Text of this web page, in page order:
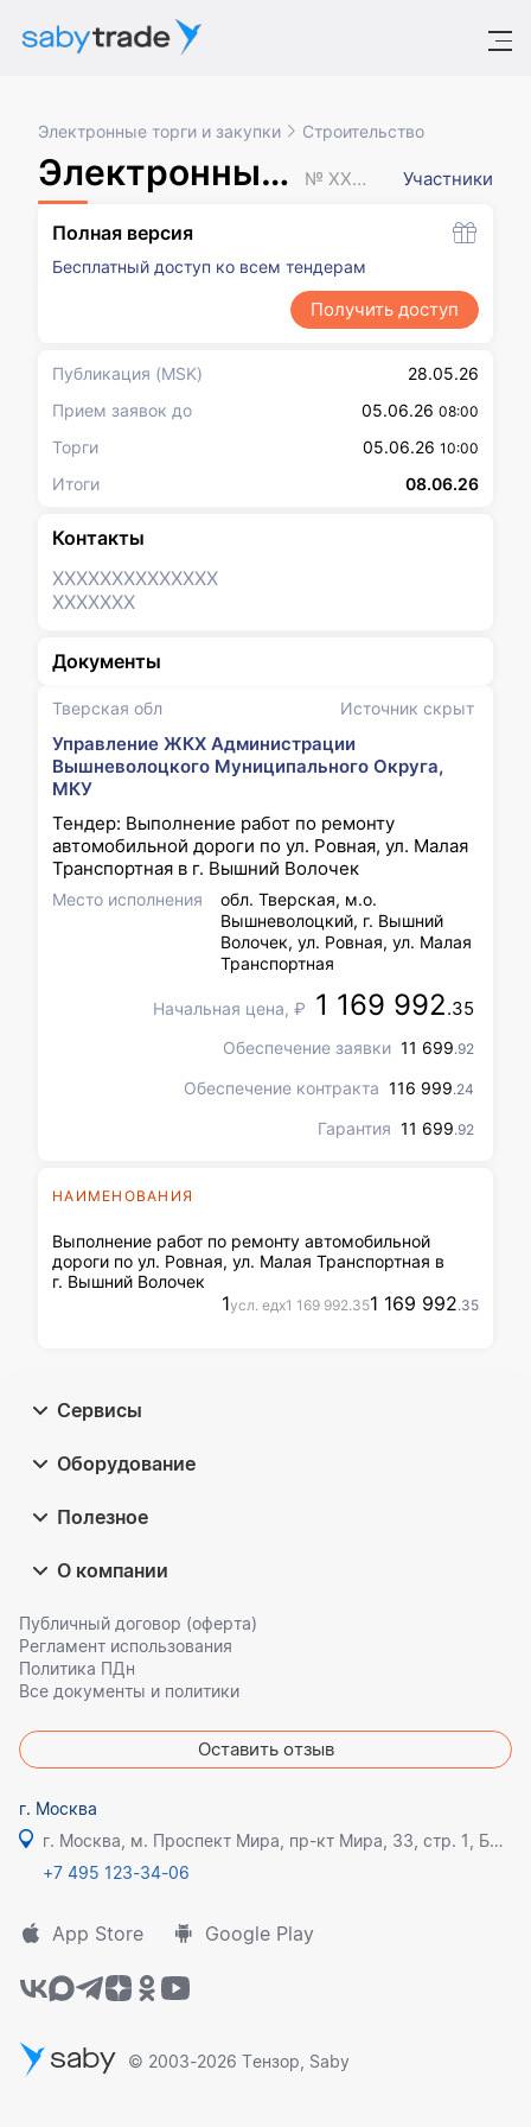
Электронные торги и закупки Строительство
Электронный аукцион № XXXXXXX Участники
Тверская обл Источник скрыт
Управление ЖКХ Администрации
Вышневолоцкого Муниципального Округа,
МКУ
Тендер: Выполнение работ по ремонту
автомобильной дороги по ул. Ровная, ул. Малая
Транспортная в г. Вышний Волочек
Место исполнения
обл. Тверская, м.о.
Вышневолоцкий, г. Вышний
Волочек, ул. Ровная, ул. Малая
Транспортная
Начальная цена, ₽ 1 169 992.35
Обеспечение заявки 11 699.92
Обеспечение контракта 116 999.24
Гарантия 11 699.92
НАИМЕНОВАНИЯ
Выполнение работ по ремонту автомобильной
дороги по ул. Ровная, ул. Малая Транспортная в
г. Вышний Волочек
1усл. едx1 169 992.351 169 992.35
Полная версия
Бесплатный доступ ко всем тендерам
Получить доступ
Публикация (MSK)
28.05.26
Прием заявок до
05.06.26 08:00
Торги 05.06.26 10:00
Итоги 08.06.26
Контакты
XXXXXXXXXXXXXX
XXXXXXX
Документы
Сервисы
Оборудование
Полезное
О компании
Публичный договор (оферта)
Регламент использования
Политика ПДн
Все документы и политики
Оставить отзыв
г. Москва
г. Москва, м. Проспект Мира, пр-кт Мира, 33, стр. 1, БЦ Олимпик плаза
+7 495 123-34-06
App Store Google Play
saby © 2003-2026 Тензор, Saby